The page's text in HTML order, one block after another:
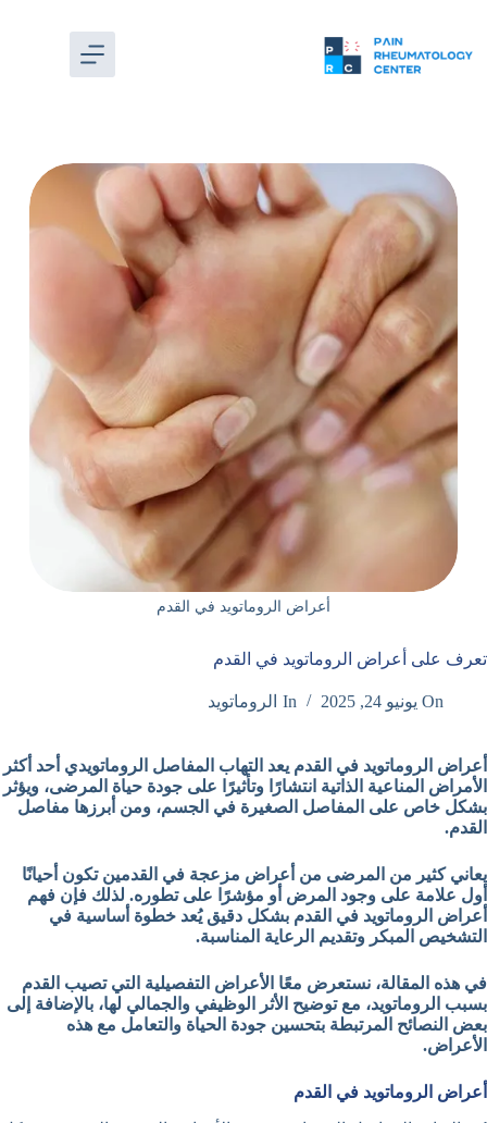
أعراض الروماتويد في القدم
تعرف على أعراض الروماتويد في القدم
On يونيو 24, 2025 In الروماتويد
أعراض الروماتويد في القدم يعد التهاب المفاصل الروماتويدي أحد أكثر
الأمراض المناعية الذاتية انتشارًا وتأثيرًا على جودة حياة المرضى، ويؤثر
بشكل خاص على المفاصل الصغيرة في الجسم، ومن أبرزها مفاصل
القدم.
يعاني كثير من المرضى من أعراض مزعجة في القدمين تكون أحيانًا
أول علامة على وجود المرض أو مؤشرًا على تطوره. لذلك فإن فهم
أعراض الروماتويد في القدم بشكل دقيق يُعد خطوة أساسية في
التشخيص المبكر وتقديم الرعاية المناسبة.
في هذه المقالة، نستعرض معًا الأعراض التفصيلية التي تصيب القدم
بسبب الروماتويد، مع توضيح الأثر الوظيفي والجمالي لها، بالإضافة إلى
بعض النصائح المرتبطة بتحسين جودة الحياة والتعامل مع هذه
الأعراض.
أعراض الروماتويد في القدم